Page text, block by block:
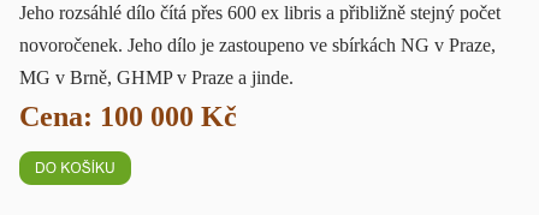
Jeho rozsáhlé dílo čítá přes 600 ex libris a přibližně stejný počet
novoročenek. Jeho dílo je zastoupeno ve sbírkách NG v Praze,
MG v Brně, GHMP v Praze a jinde.
Cena: 100 000 Kč